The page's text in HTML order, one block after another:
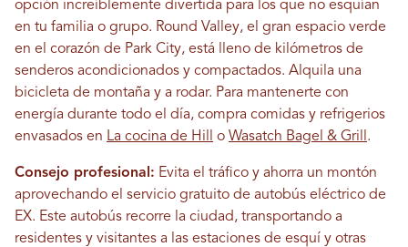
opción increíblemente divertida para los que no esquían
en tu familia o grupo. Round Valley, el gran espacio verde
en el corazón de Park City, está lleno de kilómetros de
senderos acondicionados y compactados. Alquila una
bicicleta de montaña y a rodar. Para mantenerte con
energía durante todo el día, compra comidas y refrigerios
envasados ​​en La cocina de Hill o Wasatch Bagel & Grill .
Consejo profesional: Evita el tráfico y ahorra un montón
aprovechando el servicio gratuito de autobús eléctrico de
EX. Este autobús recorre la ciudad, transportando a
residentes y visitantes a las estaciones de esquí y otras